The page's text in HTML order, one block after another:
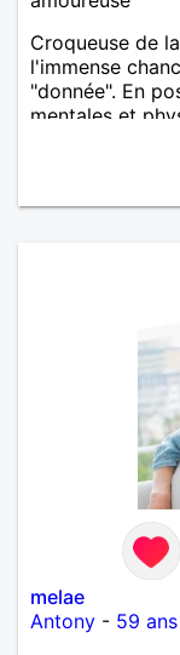
Croqueuse de
l'immense
"donnée". En
mentales et
solitaire, je
pas sur ce site
représentatrice
peau. A bientôt.
melae
Antony - 59 ans